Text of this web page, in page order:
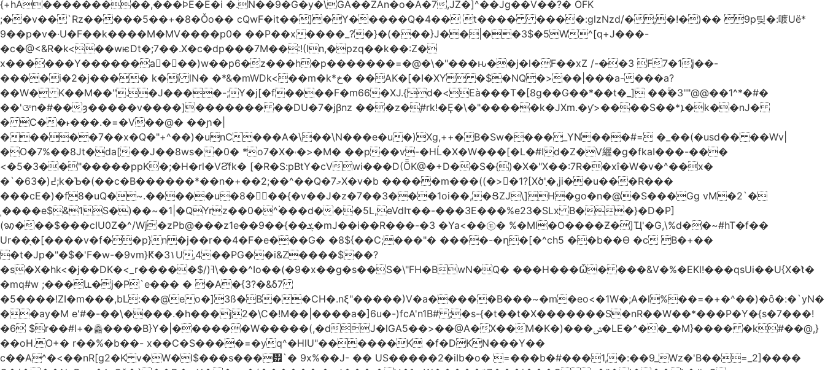
{+hA���������,���ϷE�E�i �.N��9�G�y�\GA��ZAn�o�A�7,JZ�]^��Jg��V��?� OFK
;��v��`Rz�����5��+�8�Ǒo�� cQwF�it��]�Y�����Q�4�� t���� ����:glzNzd/�;�!�)�� 9p팆�:喥Uë*
9��p�v�·U�F��k����M�MV����p0� ��P��x����_?�}�(���}J��|��3$�5W^[q+J���-
�c�@<&R�k<��wѥDt�;7��.X�c�dp���7M��:!(In,�pzq��k��:Z�
x������Y������a�ٌ��)w��p6�z���h�p�������=�@�\�"���ԋ��j�l�F��xZ /-��3 F7�1j��-
����i�2�j���� k�i lN� �*&�mWDk<��m�k*خ� ��AK�[�I�XY �$�NQ�>��|���a-���a?
��W� K��M��".�J����-;Y�j[�f����F�m66�XJ.{d�<Eà���T�[8g��G��*��t�_] ��ۚ�3""@@��1^*�#�
��'ᤅn�#��ȝ�����v����]������� ��DU�7�jβnz ���z�֚#rk!�Ȩ�\�"�����k�JXm.�ƴ>����S��*ܐ�k��nJ�
� C��˫���.�=�V��@� ��ɲ�|
�����7��x�Q�"+^��)�unC���A�\��\N���e�u�)Xg,++�B�Sw����_YN���#= �_��(�usd�� ��Wv|
�O�7%��8Jt�da[��J��8ws��0� *o7�X�˓�>�M� ��p��v-�HĹ�X�W���[�L�#Id�Z�V䌂�g�fkaI���-���
<�5�3��"�����ppK�;�H�rl�VϨ̽fk� [�R�S:pBtY�cVwi���D(ȪK@�+D��S�{)�X�"X��:7R��xî�W�v�^��x�
�`�6߄(�3;k�Ƅ�(��c�B������*��n�+��2;��^��Q�މ7X�v�b �����m���((�>򍹐�1?[Xծ߲'�,ji��u���R���
���cE�)�f8�uQ�~.�����u�8�𠗒��{�v��J�z�7��3���1oi��,�ՑZJ\]H�go�n�@�S���Gg vM�2`�
ˌ����e$&1S�)��~�1|�QYrz��0�^۬���d���5L,eVdIτ��-���3E���%e23�SLx B��}�D�P]
(ꩆ���$���cIU0Z�^/Wj�zPb@���z1e��9��{��ܮ�mJ��i��R���-�3 �Ya<��㋲� %�Ml�O����Ƶ�]Ҵ'�G,\%d��~#hT�f��
Ur��֖�[����v�f��p}n�j��r��4�F�e���G� �8${��C;���"� ����-�ղ�[�^ch5 ��b��Ɵ �c B�+��
�t�Jp�"�$�'F�w-�9vm}Ԟ�3۱U,4��PG��i&Z����$��?
�s�X�hk<�j��DK�<_r�����$/)ߔ\���^Io��(�9�x��g�s��S�\"FH�BwN�Q� ���H���Ѽ� ���&V�%�EKI!���qsUi��U{X�t̀�
�mq#w ;���և�j�P`e��� � �A�{3?�&δ7
�5����!ZI�m���,bL:��@eo�]3ß�B��CH�.nξ"�����)V�a�����B���~�m�eo<�1W�;А�l%��=�+�^��)�ȏ�:�`yN�
��ay�M e'#�-��\����.�h���j2�\C�!M��|����a�]6u�-)fcA'n1B# ;�s-{�t��t�X�������S�nR��W��*���P�Y�{s�7���!
�6 $r��#l+�츪���� B}Y�|������W�����(,�dJ�lGA5��>��@A�X��M�K�)���ݜ�LE�^��_�M}���� �k#��@,}
��oH.O+� r��%�b��- x��C�S����=�yq^�HlU"������K �f�DKN���Y��
c��A^�<��nR[g2�K v�W�I$���s���᡿`� 9x%��J- �� US�����2�iIb�o� =���b�#���1,�:��9_Wz�'B��=_2]����